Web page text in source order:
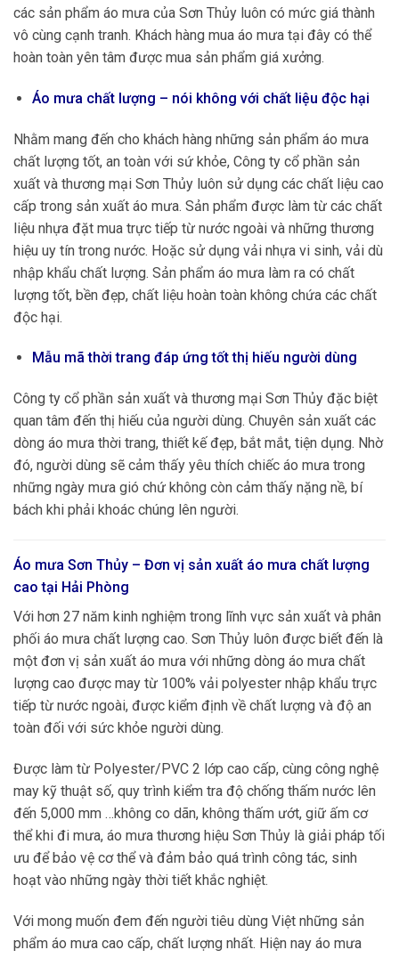
các sản phẩm áo mưa của Sơn Thủy luôn có mức giá thành
vô cùng cạnh tranh. Khách hàng mua áo mưa tại đây có thể
hoàn toàn yên tâm được mua sản phẩm giá xưởng.
Áo mưa chất lượng – nói không với chất liệu độc hại
Nhằm mang đến cho khách hàng những sản phẩm áo mưa
chất lượng tốt, an toàn với sứ khỏe, Công ty cổ phần sản
xuất và thương mại Sơn Thủy luôn sử dụng các chất liệu cao
cấp trong sản xuất áo mưa. Sản phẩm được làm từ các chất
liệu nhựa đặt mua trực tiếp từ nước ngoài và những thương
hiệu uy tín trong nước. Hoặc sử dụng vải nhựa vi sinh, vải dù
nhập khẩu chất lượng. Sản phẩm áo mưa làm ra có chất
lượng tốt, bền đẹp, chất liệu hoàn toàn không chứa các chất
độc hại.
Mẫu mã thời trang đáp ứng tốt thị hiếu người dùng
Công ty cổ phần sản xuất và thương mại Sơn Thủy đặc biệt
quan tâm đến thị hiếu của người dùng. Chuyên sản xuất các
dòng áo mưa thời trang, thiết kế đẹp, bắt mắt, tiện dụng. Nhờ
đó, người dùng sẽ cảm thấy yêu thích chiếc áo mưa trong
những ngày mưa gió chứ không còn cảm thấy nặng nề, bí
bách khi phải khoác chúng lên người.
Áo mưa Sơn Thủy – Đơn vị sản xuất áo mưa chất lượng
cao tại Hải Phòng
Với hơn 27 năm kinh nghiệm trong lĩnh vực sản xuất và phân
phối áo mưa chất lượng cao. Sơn Thủy luôn được biết đến là
một đơn vị sản xuất áo mưa với những dòng áo mưa chất
lượng cao được may từ 100% vải polyester nhập khẩu trực
tiếp từ nước ngoài, được kiểm định về chất lượng và độ an
toàn đối với sức khỏe người dùng.
Được làm từ Polyester/PVC 2 lớp cao cấp, cùng công nghệ
may kỹ thuật số, quy trình kiểm tra độ chống thấm nước lên
đến 5,000 mm …không co dãn, không thấm ướt, giữ ấm cơ
thể khi đi mưa, áo mưa thương hiệu Sơn Thủy là giải pháp tối
ưu để bảo vệ cơ thể và đảm bảo quá trình công tác, sinh
hoạt vào những ngày thời tiết khắc nghiệt.
Với mong muốn đem đến người tiêu dùng Việt những sản
phẩm áo mưa cao cấp, chất lượng nhất. Hiện nay áo mưa